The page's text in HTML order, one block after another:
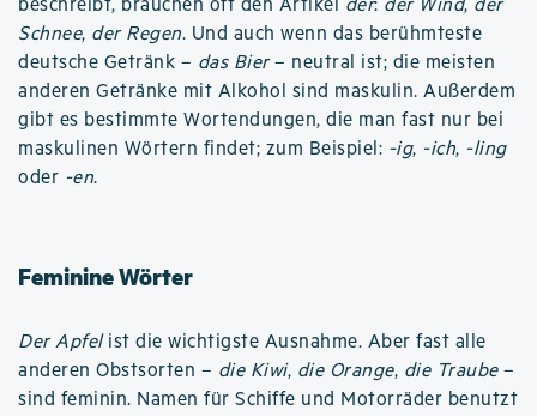
beschreibt, brauchen oft den Artikel der: der Wind, der
Schnee, der Regen. Und auch wenn das berühmteste
deutsche Getränk – das Bier– neutral ist; die meisten
anderen Getränke mit Alkohol sind maskulin. Außerdem
gibt es bestimmte Wortendungen, die man fast nur bei
maskulinen Wörtern findet; zum Beispiel: -ig, -ich, -ling
oder -en.
Feminine Wörter
Der Apfelist die wichtigste Ausnahme. Aber fast alle
anderen Obstsorten – die Kiwi, die Orange, die Traube–
sind feminin. Namen für Schiffe und Motorräder benutzt